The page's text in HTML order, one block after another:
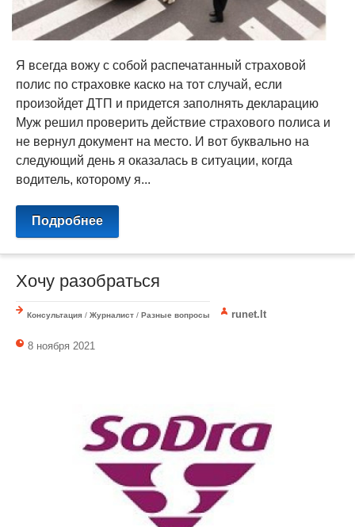
Я всегда вожу с собой распечатанный страховой
полис по страховке каско на тот случай, если
произойдет ДТП и придется заполнять декларацию
Муж решил проверить действие страхового полиса и
не вернул документ на место. И вот буквально на
следующий день я оказалась в ситуации, когда
водитель, которому я...
Подробнее
Хочу разобраться
Консультация / Журналист / Разные вопросы runet.lt
8 ноября 2021